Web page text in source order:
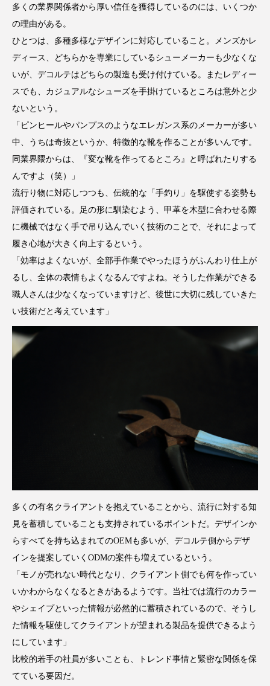
多くの業界関係者から厚い信任を獲得しているのには、いくつか
の理由がある。
ひとつは、多種多様なデザインに対応していること。メンズかレ
ディース、どちらかを専業にしているシューメーカーも少なくな
いが、デコルテはどちらの製造も受け付けている。またレディー
スでも、カジュアルなシューズを手掛けているところは意外と少
ないという。
「ピンヒールやパンプスのようなエレガンス系のメーカーが多い
中、うちは奇抜というか、特徴的な靴を作ることが多いんです。
同業界隈からは、『変な靴を作ってるところ』と呼ばれたりする
んですよ（笑）」
流行り物に対応しつつも、伝統的な「手釣り」を駆使する姿勢も
評価されている。足の形に馴染むよう、甲革を木型に合わせる際
に機械ではなく手で吊り込んでいく技術のことで、それによって
履き心地が大きく向上するという。
「効率はよくないが、全部手作業でやったほうがふんわり仕上が
るし、全体の表情もよくなるんですよね。そうした作業ができる
職人さんは少なくなっていますけど、後世に大切に残していきた
い技術だと考えています」
多くの有名クライアントを抱えていることから、流行に対する知
見を蓄積していることも支持されているポイントだ。デザインか
らすべてを持ち込まれてのOEMも多いが、デコルテ側からデザ
インを提案していくODMの案件も増えているという。
「モノが売れない時代となり、クライアント側でも何を作ってい
いかわからなくなるときがあるようです。当社では流行のカラー
やシェイプといった情報が必然的に蓄積されているので、そうし
た情報を駆使してクライアントが望まれる製品を提供できるよう
にしています」
比較的若手の社員が多いことも、トレンド事情と緊密な関係を保
てている要因だ。